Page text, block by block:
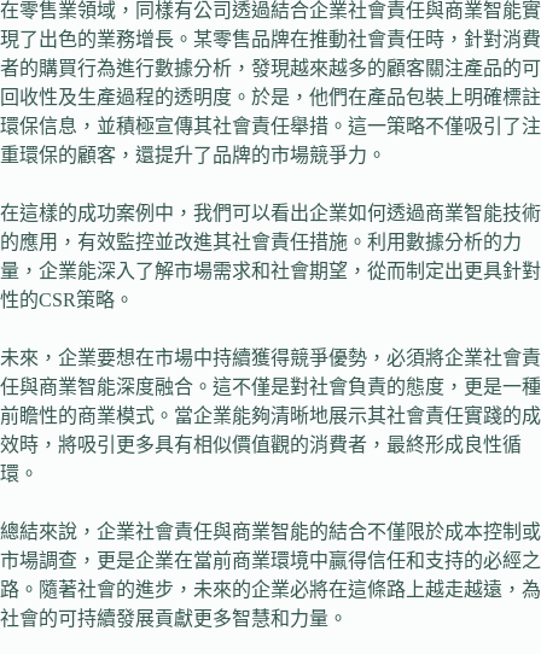
在零售業領域，同樣有公司透過結合企業社會責任與商業智能實
現了出色的業務增長。某零售品牌在推動社會責任時，針對消費
者的購買行為進行數據分析，發現越來越多的顧客關注產品的可
回收性及生產過程的透明度。於是，他們在產品包裝上明確標註
環保信息，並積極宣傳其社會責任舉措。這一策略不僅吸引了注
重環保的顧客，還提升了品牌的市場競爭力。
在這樣的成功案例中，我們可以看出企業如何透過商業智能技術
的應用，有效監控並改進其社會責任措施。利用數據分析的力
量，企業能深入了解市場需求和社會期望，從而制定出更具針對
性的CSR策略。
未來，企業要想在市場中持續獲得競爭優勢，必須將企業社會責
任與商業智能深度融合。這不僅是對社會負責的態度，更是一種
前瞻性的商業模式。當企業能夠清晰地展示其社會責任實踐的成
效時，將吸引更多具有相似價值觀的消費者，最終形成良性循
環。
總結來說，企業社會責任與商業智能的結合不僅限於成本控制或
市場調查，更是企業在當前商業環境中贏得信任和支持的必經之
路。隨著社會的進步，未來的企業必將在這條路上越走越遠，為
社會的可持續發展貢獻更多智慧和力量。